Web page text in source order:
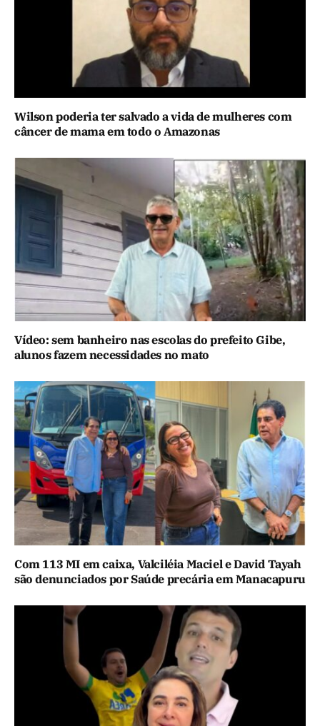
Wilson poderia ter salvado a vida de mulheres com
câncer de mama em todo o Amazonas
Vídeo: sem banheiro nas escolas do prefeito Gibe,
alunos fazem necessidades no mato
Com 113 MI em caixa, Valciléia Maciel e David Tayah
são denunciados por Saúde precária em Manacapuru